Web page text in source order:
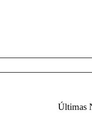
Últimas